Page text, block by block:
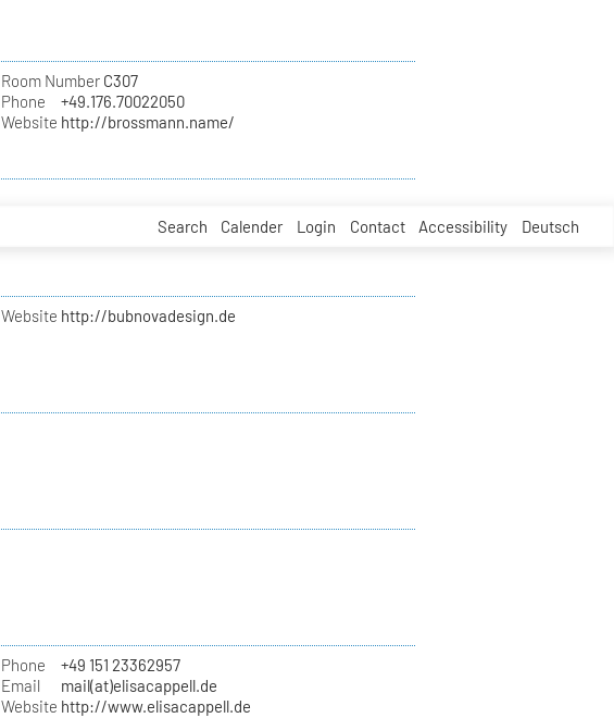
Search Calender Login Contact Accessibility Deutsch
Room NumberC307
Phone
+49.176.70022050
Website http://brossmann.name/
Website http://bubnovadesign.de
Phone
+49 151 23362957
Email
mail(at)elisacappell.de
Website http://www.elisacappell.de